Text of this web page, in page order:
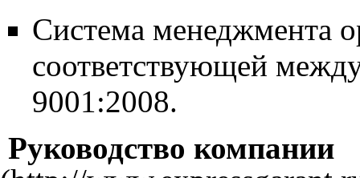
Система менеджмента
соответствующей
9001:2008.
Руководство компании